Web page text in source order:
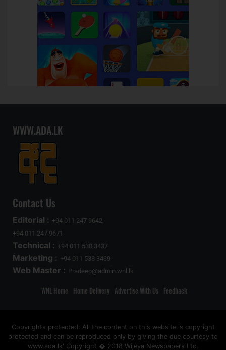
WWW.ADA.LK
Contact Us
Editorial : +94 011 247 9642,
+94 011 247 9671
Technical : +94 011 538 3437
Marketing : +94 011 538 3439
Web Master : Pradeep@admin.wnl.lk
WNL Home Home Delivery Advertise With Us Feedback
Copyrights protected: All the content on this website is copyright
protected and can be reproduced only by giving the due courtesy to
www.ada.lk' Copyright � 2018 Wijeya Newspapers Ltd.